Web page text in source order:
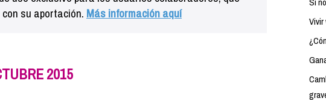
su aportación. Más información aquí
2015
Vivir